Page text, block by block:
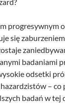
progresywnym
się
badaniami
odsetki
– co
badań w tej